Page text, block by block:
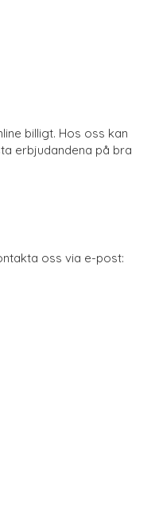
billigt. Hos oss kan
erbjudandena på bra
oss via e-post: